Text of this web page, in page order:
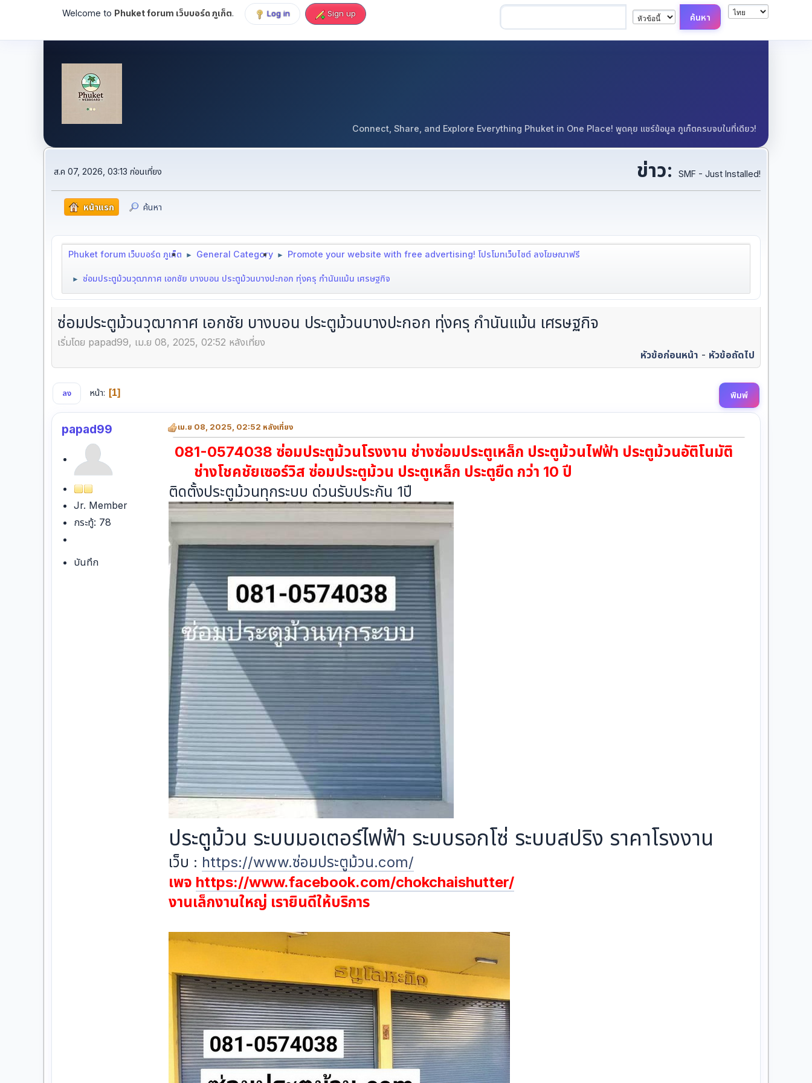
Welcome to Phuket forum เว็บบอร์ด ภูเก็ต. Log in Sign up
Connect, Share, and Explore Everything Phuket in One Place! พูดคุย แชร์ข้อมูล ภูเก็ตครบจบในที่เดียว!
ส.ค 07, 2026, 03:13 ก่อนเที่ยง ข่าว: SMF - Just Installed!
หน้าแรก ค้นหา
Phuket forum เว็บบอร์ด ภูเก็ต ► General Category ► Promote your website with free advertising! โปรโมทเว็บไซต์ ลงโฆษณาฟรี
► ซ่อมประตูม้วนวุฒากาศ เอกชัย บางบอน ประตูม้วนบางปะกอก ทุ่งครุ กำนันแม้น เศรษฐกิจ
ซ่อมประตูม้วนวุฒากาศ เอกชัย บางบอน ประตูม้วนบางปะกอก ทุ่งครุ กำนันแม้น เศรษฐกิจ
เริ่มโดย papad99, เม.ย 08, 2025, 02:52 หลังเที่ยง
หัวข้อก่อนหน้า - หัวข้อถัดไป
พิมพ์
ลง หน้า 1
papad99
Jr. Member
กระทู้: 78
บันทึก
เม.ย 08, 2025, 02:52 หลังเที่ยง
081-0574038 ซ่อมประตูม้วนโรงงาน ช่างซ่อมประตูเหล็ก ประตูม้วนไฟฟ้า ประตูม้วนอัติโนมัติ
ช่างโชคชัยเซอร์วิส ซ่อมประตูม้วน ประตูเหล็ก ประตูยืด กว่า 10 ปี
ติดตั้งประตูม้วนทุกระบบ ด่วนรับประกัน 1ปี
ประตูม้วน ระบบมอเตอร์ไฟฟ้า ระบบรอกโซ่ ระบบสปริง ราคาโรงงาน
เว็บ : https://www.ซ่อมประตูม้วน.com/
เพจ https://www.facebook.com/chokchaishutter/
งานเล็กงานใหญ่ เรายินดีให้บริการ